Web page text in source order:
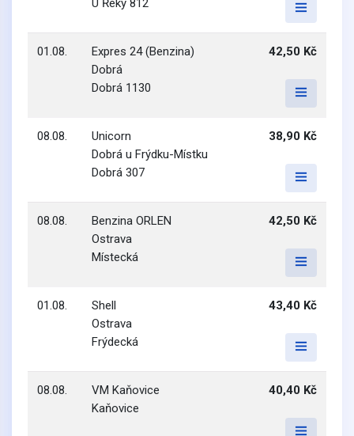
U Řeky 812
01.08.
Expres 24 (Benzina)
Dobrá
Dobrá 1130
42,50 Kč
08.08.
Unicorn
Dobrá u Frýdku-Místku
Dobrá 307
38,90 Kč
08.08.
Benzina ORLEN
Ostrava
Místecká
42,50 Kč
01.08.
Shell
Ostrava
Frýdecká
43,40 Kč
08.08.
VM Kaňovice
Kaňovice
40,40 Kč